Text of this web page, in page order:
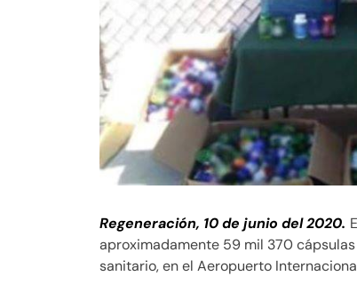
Regeneración, 10 de junio del 2020.
aproximadamente 59 mil 370
sanitario, en el Aeropuerto